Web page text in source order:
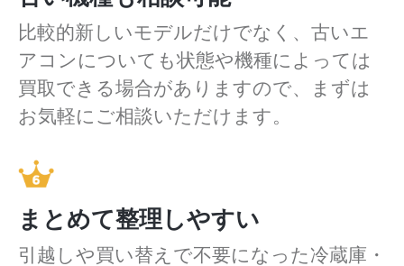
比較的新しいモデルだけでなく、古いエ
アコンについても状態や機種によっては
買取できる場合がありますので、まずは
お気軽にご相談いただけます。
まとめて整理しやすい
引越しや買い替えで不要になった冷蔵庫・